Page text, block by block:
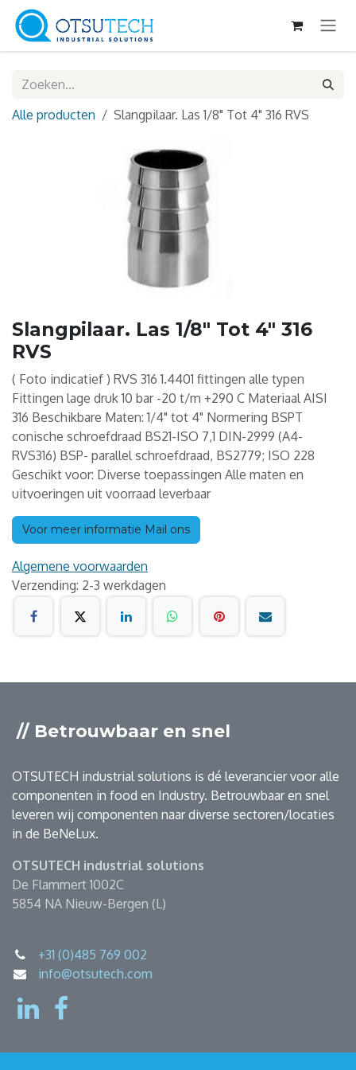
Overslaan naar inhoud
Alle producten Slangpilaar. Las 1/8" Tot 4" 316 RVS
Slangpilaar. Las 1/8" Tot 4" 316
RVS
( Foto indicatief ) RVS 316 1.4401 fittingen alle typen
Fittingen lage druk 10 bar -20 t/m +290 C Materiaal AISI
316 Beschikbare Maten: 1/4" tot 4" Normering BSPT
conische schroefdraad BS21-ISO 7,1 DIN-2999 (A4-
RVS316) BSP- parallel schroefdraad, BS2779; ISO 228
Geschikt voor: Diverse toepassingen Alle maten en
uitvoeringen uit voorraad leverbaar
Voor meer informatie Mail ons
Algemene voorwaarden
Verzending: 2-3 werkdagen
// Betrouwbaar en snel
OTSUTECH industrial solutions is dé leverancier voor alle
componenten in food en Industry. Betrouwbaar en snel
leveren wij componenten naar diverse sectoren/locaties
in de BeNeLux.
OTSUTECH industrial solutions
De Flammert 1002C
5854 NA Nieuw-Bergen (L)
+31 (0)485 769 002
info@otsutech.com